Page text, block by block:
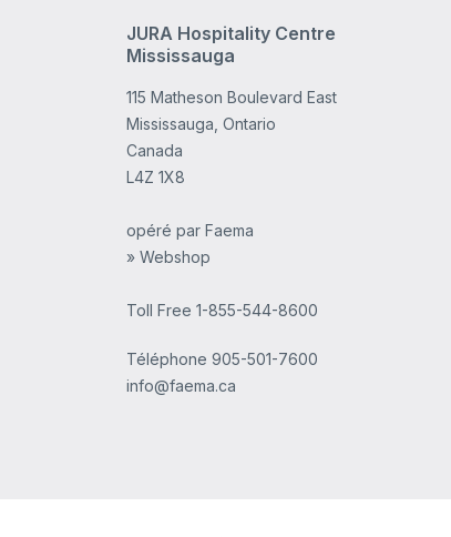
JURA Hospitality Centre
Mississauga
115 Matheson Boulevard East
Mississauga, Ontario
Canada
L4Z 1X8
opéré par Faema
» Webshop
Toll Free 1-855-544-8600
Téléphone 905-501-7600
info@faema.ca